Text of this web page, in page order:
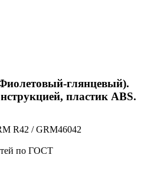
глянцевый).
пластик ABS.
R42 / GRM46042
по ГОСТ